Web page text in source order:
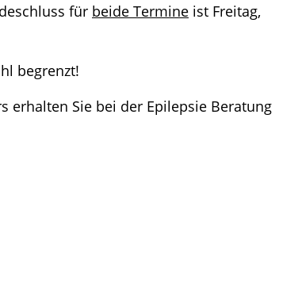
für beide Termine ist Freitag,
begrenzt!
erhalten Sie bei der Epilepsie Beratung